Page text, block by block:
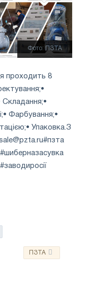
Фото: ПЗТА
проходить 8
•
Складання;•
• Фарбування;•
• Упаковка. З
#пзта
ПЗТА